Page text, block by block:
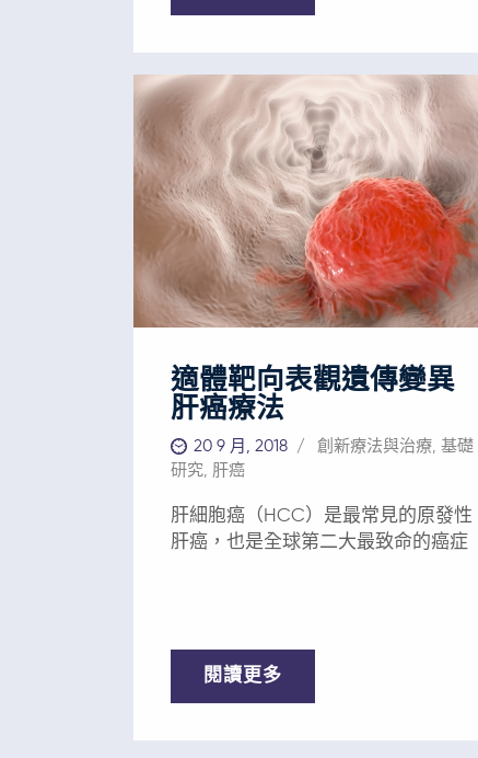
法。 該創新免疫療法主要針對在
生物標誌物CDH17。CDH17的異常表
達可激活胃腸道癌中的若干原癌基因
（致癌基因），而健康細胞中CDH17
含量極少，這使CDH17成為了非常理
想的生物標誌物。 平台中的治療方法
之一是靶向兩種抗原或蛋白質的雙特
異性抗體，其針對免疫系統戰鬥細胞T
細胞上的CDH17和CD3標誌物，在T細
胞和腫瘤細胞之間形成連接，使T細胞
發揮對腫瘤細胞的正常殺傷功能。 這
胃腸道癌症患者提供更安全、更有針
對性的免疫治療方案。 對癌症的影響
——獨一無二的胃腸道癌症療法 亞洲
和世界各地的胃腸道癌症負擔已成為
主要的健康危機，需要大家攜手研發
幾種癌症患者的生存期，而AFCR相信
其能成為有效、安全的胃腸道癌症療
十分重要，可以挽救亞洲和其他地區
數百萬癌症患者的生命。 臨床開發計
劃：目前正計劃進行首次臨床研究，
適體靶向表觀遺傳變異
肝癌療法
20 9 月, 2018 創新療法與治療,基礎
研究, 肝癌
肝細胞癌（HCC）是最常見的原發性
肝癌，也是全球第二大最致命的癌症
閱讀更多